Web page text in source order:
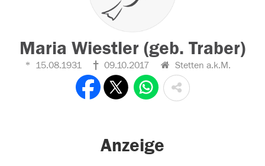
Maria Wiestler (geb. Traber)
15.08.1931 09.10.2017 Stetten a.k.M.
Anzeige